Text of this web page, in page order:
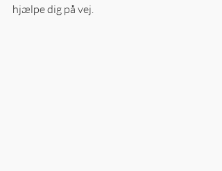
hjælpe dig på vej.